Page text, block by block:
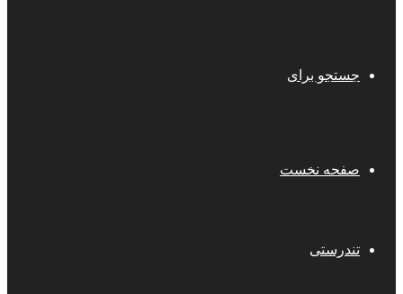
جستجو برای
صفحه نخست
تندرستی